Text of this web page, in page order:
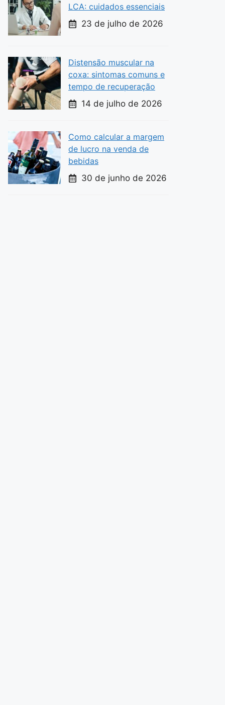
LCA: cuidados essenciais
23 de julho de 2026
Distensão muscular na
coxa: sintomas comuns e
tempo de recuperação
14 de julho de 2026
Como calcular a margem
de lucro na venda de
bebidas
30 de junho de 2026